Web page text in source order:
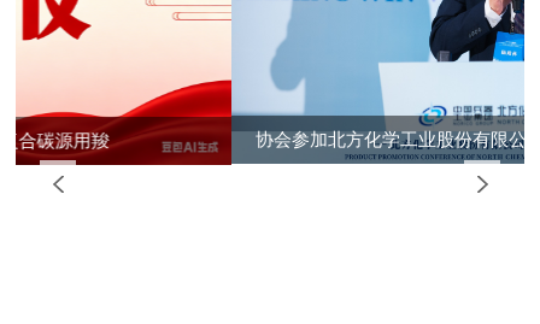
协会参加北方化学工业股份有限公司产品推介
会